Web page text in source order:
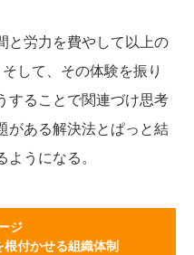
労力を費やして以上の
して、その体験を振り
することで関連づけ思考
がある解決法とぱっと結
うになる。
ジ
付かせる組織体制